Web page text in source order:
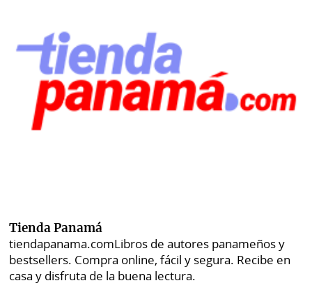
Tienda Panamá
tiendapanama.comLibros de autores panameños y
bestsellers. Compra online, fácil y segura. Recibe en
casa y disfruta de la buena lectura.